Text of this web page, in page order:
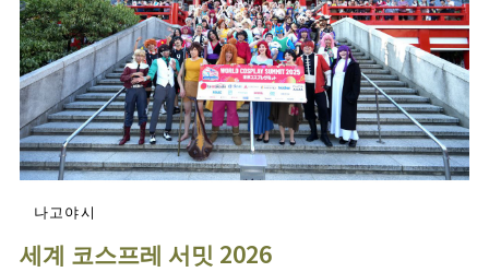
나고야시
세계 코스프레 서밋 2026